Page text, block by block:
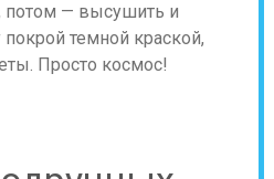
потом — высушить и
темной краской,
Просто космос!